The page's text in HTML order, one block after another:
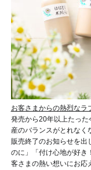
お客さまからの熱烈なラ
発売から20年以上たった
産のバランスがとれなく
販売終了のお知らせを出
のに」「付け心地が好き
客さまの熱い想いにお応